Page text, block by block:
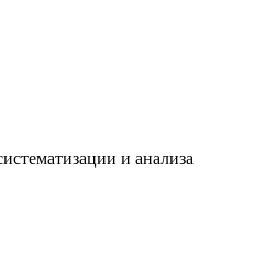
и анализа